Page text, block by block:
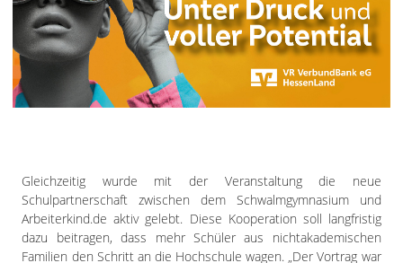
Gleichzeitig wurde mit der Veranstaltung die neue
Schulpartnerschaft zwischen dem Schwalmgymnasium und
Arbeiterkind.de aktiv gelebt. Diese Kooperation soll langfristig
dazu beitragen, dass mehr Schüler aus nichtakademischen
Familien den Schritt an die Hochschule wagen. „Der Vortrag war